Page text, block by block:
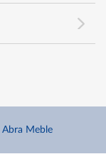
Abra Meble